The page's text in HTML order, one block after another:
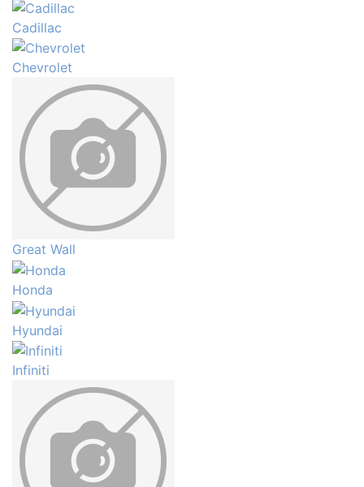
Cadillac
Chevrolet
Great Wall
Honda
Hyundai
Infiniti